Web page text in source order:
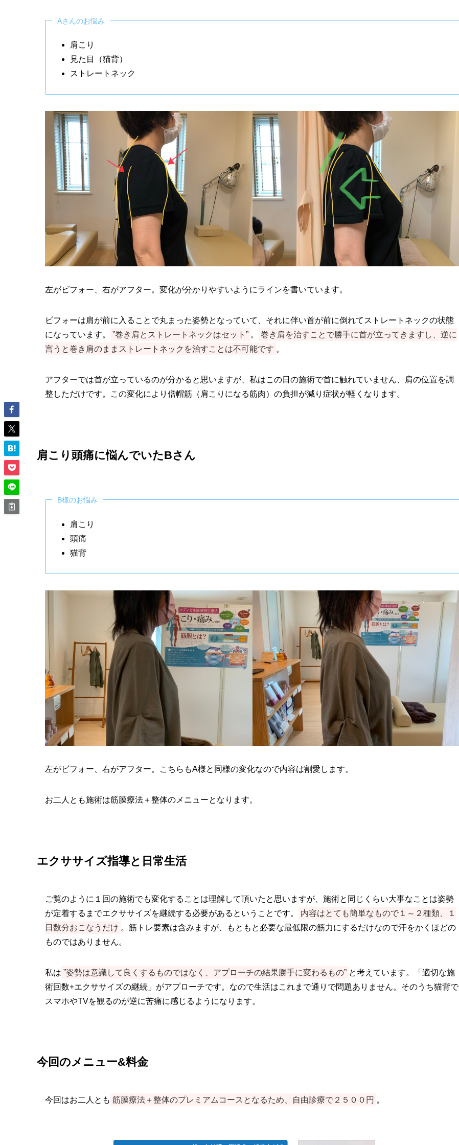
Aさんのお悩み
肩こり
見た目（猫背）
ストレートネック
左がビフォー、右がアフター。変化が分かりやすいようにラインを書いています。
ビフォーは肩が前に入ることで丸まった姿勢となっていて、それに伴い首が前に倒れてストレートネックの状態
になっています。
”巻き肩とストレートネックはセット” 。
巻き肩を治すことで勝手に首が立ってきますし、逆に
言うと巻き肩のままストレートネックを治すことは不可能です 。
アフターでは首が立っているのが分かると思いますが、私はこの日の施術で首に触れていません、肩の位置を調
整しただけです。この変化により僧帽筋（肩こりになる筋肉）の負担が減り症状が軽くなります。
肩こり頭痛に悩んでいたBさん
B様のお悩み
肩こり
頭痛
猫背
左がビフォー、右がアフター。こちらもA様と同様の変化なので内容は割愛します。
お二人とも施術は筋膜療法＋整体のメニューとなります。
エクササイズ指導と日常生活
ご覧のように１回の施術でも変化することは理解して頂いたと思いますが、施術と同じくらい大事なことは姿勢
が定着するまでエクササイズを継続する必要があるということです。
内容はとても簡単なもので１～２種類、１
日数分おこなうだけ 。筋トレ要素は含みますが、もともと必要な最低限の筋力にするだけなので汗をかくほどの
ものではありません。
私は ”姿勢は意識して良くするものではなく、アプローチの結果勝手に変わるもの” と考えています。「適切な施
術回数+エクササイズの継続」がアプローチです。なので生活はこれまで通りで問題ありません。そのうち猫背で
スマホやTVを観るのが逆に苦痛に感じるようになります。
今回のメニュー&料金
今回はお二人とも 筋膜療法＋整体のプレミアムコースとなるため、自由診療で２５００円 。